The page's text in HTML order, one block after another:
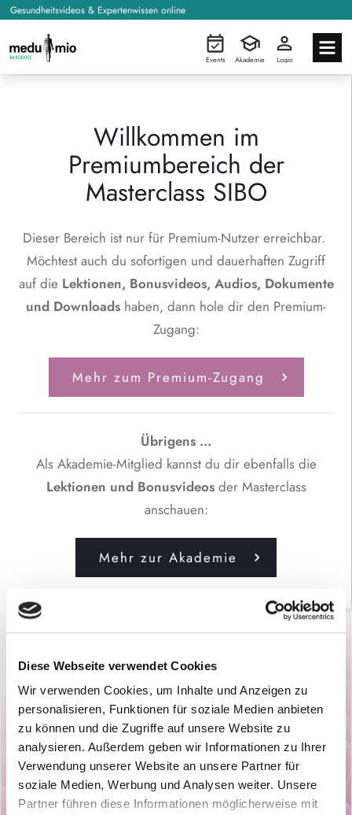
Diese Webseite verwendet Cookies
Wir verwenden Cookies, um Inhalte und Anzeigen zu
personalisieren, Funktionen für soziale Medien anbieten
zu können und die Zugriffe auf unsere Website zu
analysieren. Außerdem geben wir Informationen zu Ihrer
Verwendung unserer Website an unsere Partner für
soziale Medien, Werbung und Analysen weiter. Unsere
Partner führen diese Informationen möglicherweise mit
Gesundheitsvideos & Expertenwissen online
Events Akademie Login
Willkommen im
Premiumbereich der
Masterclass SIBO
Dieser Bereich ist nur für Premium-Nutzer erreichbar.
Möchtest auch du sofortigen und dauerhaften Zugriff
auf die Lektionen, Bonusvideos, Audios, Dokumente
und Downloads haben, dann hole dir den Premium-
Zugang:
Mehr zum Premium-Zugang
Übrigens ...
Als Akademie-Mitglied kannst du dir ebenfalls die
Lektionen und Bonusvideosder Masterclass
anschauen:
Mehr zur Akademie